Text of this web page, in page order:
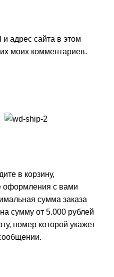
адрес сайта в этом
моих комментариев.
в корзину,
оформления с вами
сумма заказа
сумму от 5.000 рублей
номер которой укажет